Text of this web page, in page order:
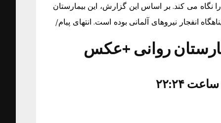
می کند. بر اساس این گزارش، این بیمارستان
روانی +عکس